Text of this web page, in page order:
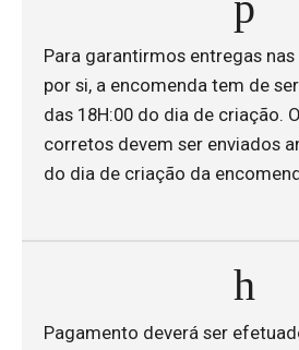
Para garantirmos entregas
por si, a encomenda tem de
das 18H:00 do dia de criação.
corretos devem ser enviados
do dia de criação da
Pagamento deverá ser